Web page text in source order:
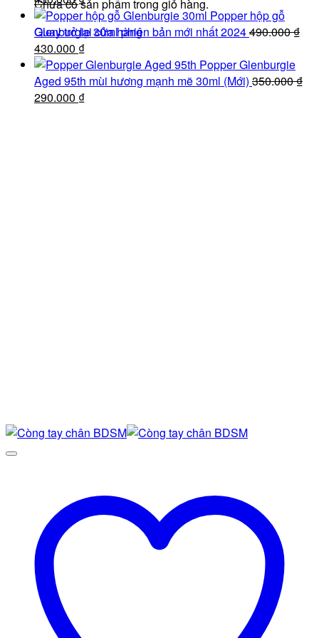
Chưa có sản phẩm trong giỏ hàng.
Quay trở lại cửa hàng
100.000 ₫.
gốc
là:
490.000 ₫.
hiện
tại
là:
430.000 ₫.
Popper hộp gỗ
Glenburgie 30ml phiên bản mới nhất 2024490.000₫
Giá
gốc
là:
490.000 ₫.
430.000 ₫Giá
hiện
tại
là:
Popper Glenburgie
Aged 95th mùi hương mạnh mẽ 30ml (Mới) 350.000₫
Giá
290.000 ₫Giá